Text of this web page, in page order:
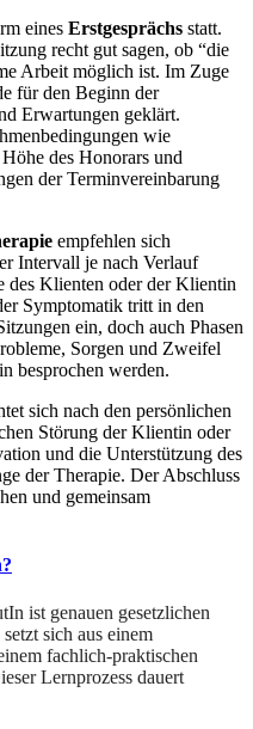
eines Erstgesprächs statt.
recht gut sagen, ob “die
Arbeit möglich ist. Im Zuge
für den Beginn der
Erwartungen geklärt.
wie
des Honorars und
der Terminvereinbarung
empfehlen sich
Intervall je nach Verlauf
des Klienten oder der Klientin
Symptomatik tritt in den
ein, doch auch Phasen
Sorgen und Zweifel
besprochen werden.
sich nach den persönlichen
Störung der Klientin oder
und die Unterstützung des
der Therapie. Der Abschluss
und gemeinsam
ist genauen gesetzlichen
sich aus einem
fachlich-praktischen
Lernprozess dauert